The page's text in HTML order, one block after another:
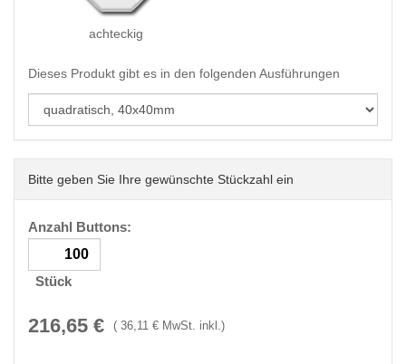
achteckig
Dieses Produkt gibt es in den folgenden Ausführungen
Bitte geben Sie Ihre gewünschte Stückzahl ein
Anzahl Buttons:
Stück
216,65 € ( 36,11 € MwSt. inkl.)